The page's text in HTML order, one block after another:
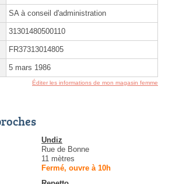
SA à conseil d'administration
31301480500110
FR37313014805
5 mars 1986
Éditer les informations de mon magasin femme
Undiz
Rue de Bonne
11 mètres
Fermé, ouvre à 10h